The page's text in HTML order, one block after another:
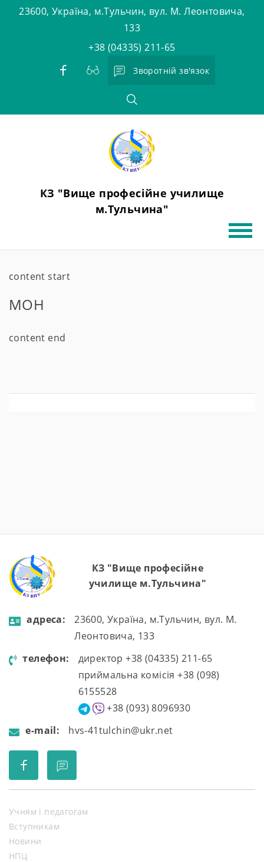
23600, Україна, м.Тульчин, вул. М. Леонтовича,
133
+38 (04335) 211-65
Зворотній зв'язок
КЗ "Вище професійне училище
м.Тульчина"
content start
МОН
content end
КЗ "Вище професійне
училище м.Тульчина"
aдресa:
23600, Україна, м.Тульчин, вул. М.
Леонтовича, 133
телефон:
директор +38 (04335) 211-65
приймальна комісія +38 (098)
6155528
+38 (093) 8096930
e-mail:
hvs-41tulchin@ukr.net
Учням і педагогам
Вступникам
Новини
НПЦ